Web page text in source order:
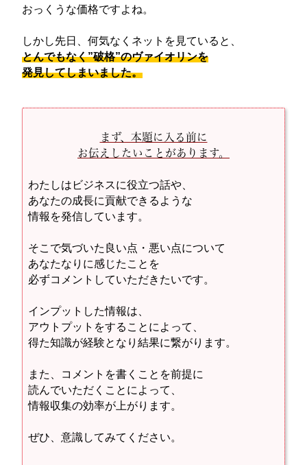
おっくうな価格ですよね。
しかし先日、何気なくネットを見ていると、
とんでもなく”破格”のヴァイオリンを
発見してしまいました。
まず、本題に入る前に
お伝えしたいことがあります。
わたしはビジネスに役立つ話や、
あなたの成長に貢献できるような
情報を発信しています。
そこで気づいた良い点・悪い点について
あなたなりに感じたことを
必ずコメントしていただきたいです。
インプットした情報は、
アウトプットをすることによって、
得た知識が経験となり結果に繋がります。
また、コメントを書くことを前提に
読んでいただくことによって、
情報収集の効率が上がります。
ぜひ、意識してみてください。